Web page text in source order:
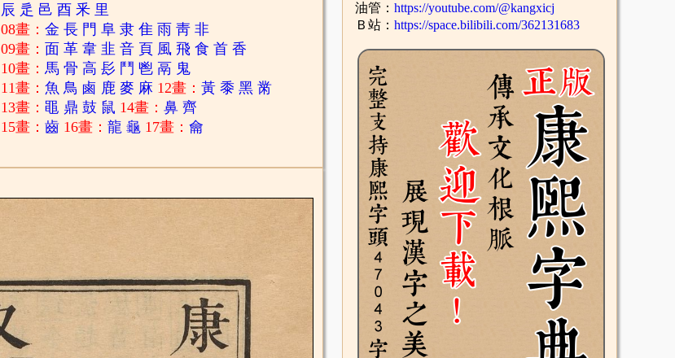
辰 辵 邑 酉 釆 里
08畫：金 長 門 阜 隶 隹 雨 靑 非
09畫： 面 革 韋 韭 音 頁 風 飛 食 首 香
10畫：馬 骨 高 髟 鬥 鬯 鬲 鬼
11畫：魚 鳥 鹵 鹿 麥 麻 12畫：黃 黍 黑 黹
13畫：黽 鼎 鼓 鼠 14畫：鼻 齊
15畫：齒 16畫：龍 龜 17畫：龠
油管： https://youtube.com/@kangxicj
Ｂ站： https://space.bilibili.com/362131683